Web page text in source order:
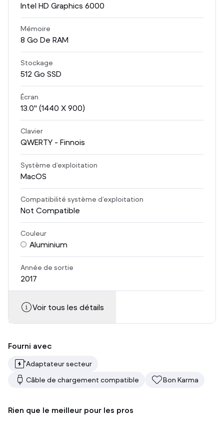
Intel HD Graphics 6000
Mémoire
8 Go De RAM
Stockage
512 Go SSD
Écran
13.0" (1440 X 900)
Clavier
QWERTY - Finnois
Système d’exploitation
MacOS
Compatibilité système d’exploitation
Not Compatible
Couleur
Aluminium
Année de sortie
2017
Voir tous les détails
Fourni avec
Adaptateur secteur
Câble de chargement compatible
Bon Karma
Rien que le meilleur pour les pros